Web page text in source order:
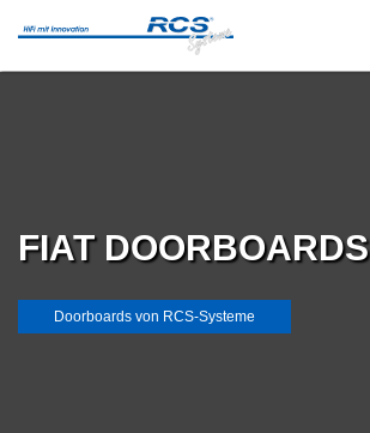
FIAT DOORBOARDS
Doorboards von RCS-Systeme